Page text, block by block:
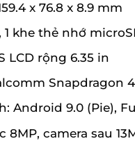
x 76.8 x 8.9 mm
1 khe thẻ nhớ
LCD rộng 6.35 in
Snapdragon
Android 9.0 (Pie),
8MP, camera sau